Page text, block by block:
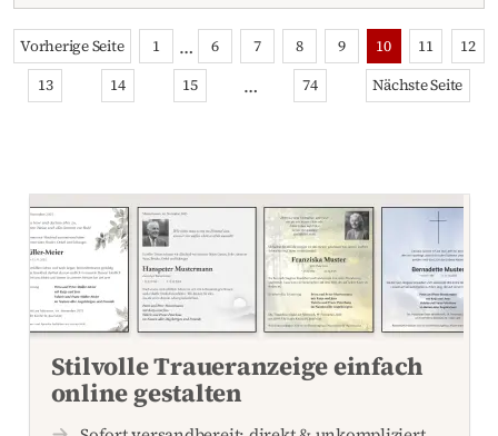
Vorherige Seite 1 … 6 7 8 9 10 11
12
13
14 15 … 74 Nächste Seite
Stilvolle Traueranzeige einfach
online gestalten